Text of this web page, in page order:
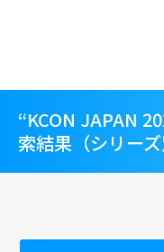
“KCON JAPAN
索結果（シリーズ